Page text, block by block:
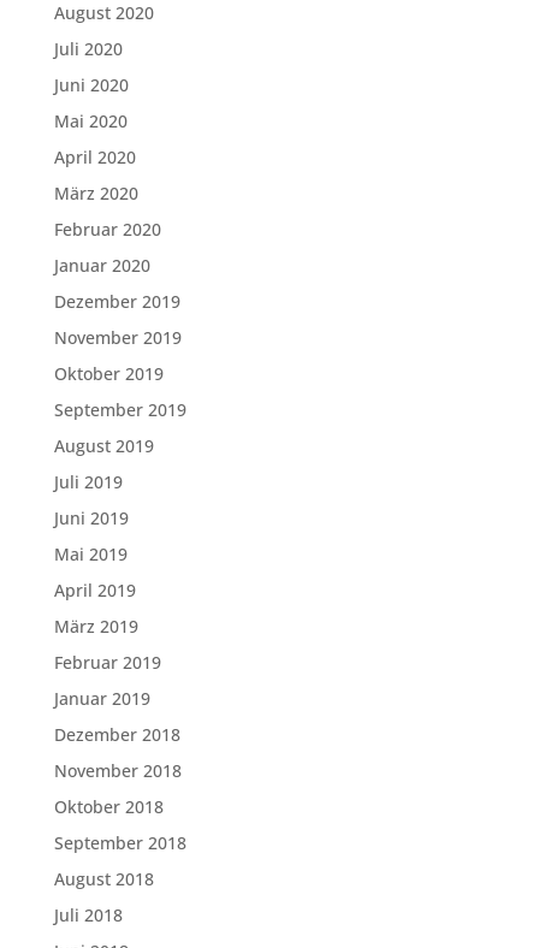
August 2020
Juli 2020
Juni 2020
Mai 2020
April 2020
März 2020
Februar 2020
Januar 2020
Dezember 2019
November 2019
Oktober 2019
September 2019
August 2019
Juli 2019
Juni 2019
Mai 2019
April 2019
März 2019
Februar 2019
Januar 2019
Dezember 2018
November 2018
Oktober 2018
September 2018
August 2018
Juli 2018